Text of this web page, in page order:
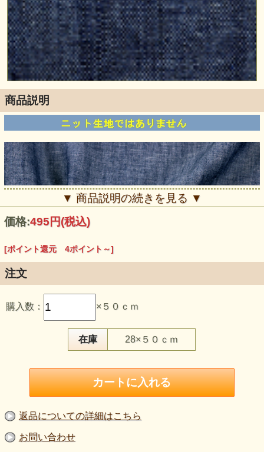
商品説明
【品 番】m2422
【商品名】コットンダンガリー 紺×白
【価 格】450円＋消費税
【素 材】綿：100％
【生地の厚さ】やや薄手
【生地の伸び】伸びない
【風 合】少しハリがあります。重すぎず軽すぎない風合い
【特 徴】紺×白の落ち着いた表情がある、綿100％のコッ
トンダンガリーです。やや薄手ながら少しハリがあり、シャ
ツやブラウス、軽い羽織り、ワンピースにも取り入れやすい
広幅の織物素材です
▼ 商品説明の続きを見る ▼
価格:495円(税込)
[ポイント還元 4ポイント～]
注文
購入数： ×５０ｃｍ
在庫 28×５０ｃｍ
返品についての詳細はこちら
お問い合わせ